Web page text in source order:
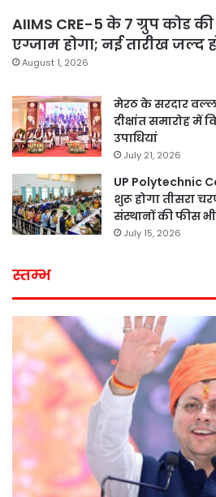
AIIMS CRE-5 के 7 ग्रुप कोड की
एग्जाम होगा; नई तारीख जल्द
August 1, 2026
मेरठ के सरदार
दीक्षांत समारोह में
उपाधियां
July 21, 2026
UP Polytechnic
शुरू होगा तीसरा
संस्थानों की फीस
July 15, 2026
स्तम्भ